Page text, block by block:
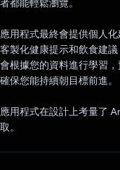
者都能輕鬆瀏覽。
應用程式最終會提供個人
客製化健康提示和飲食建
會根據您的資料進行學習
確保您能持續朝目標前進。
應用程式在設計上考量了
取。